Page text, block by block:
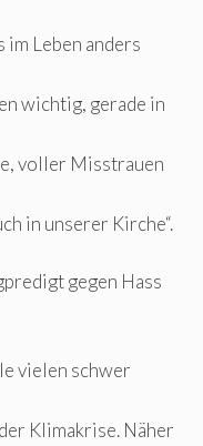
im Leben anders
wichtig, gerade in
voller Misstrauen
in unserer Kirche“.
gegen Hass
vielen schwer
Klimakrise. Näher